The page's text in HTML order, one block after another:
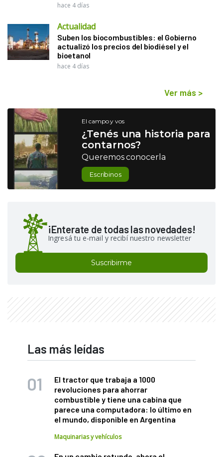
hace 4 días
Actualidad
Suben los biocombustibles: el Gobierno
actualizó los precios del biodiésel y el
bioetanol
hace 4 días
Ver más >
El campo y vos
¿Tenés una historia para
contarnos?
Queremos conocerla
Escribinos
¡Enterate de todas las novedades!
Ingresá tu e-mail y recibí nuestro newsletter
Suscribirme
Las más leídas
El tractor que trabaja a 1000
revoluciones para ahorrar
combustible y tiene una cabina que
parece una computadora: lo último en
el mundo, disponible en Argentina
Maquinarias y vehículos